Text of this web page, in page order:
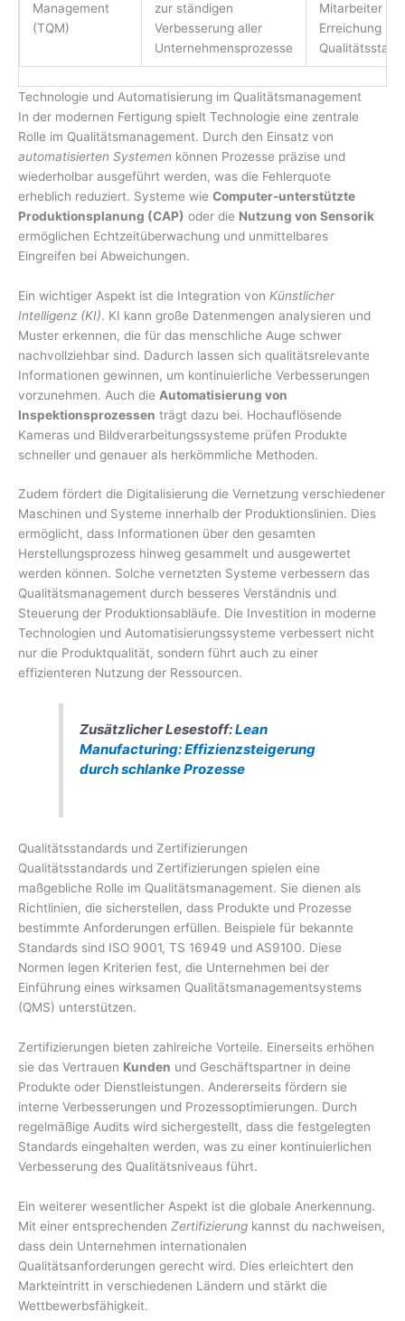
Management
(TQM)
zur ständigen
Verbesserung aller
Unternehmensprozesse
Mitarbeiter zur
Erreichung
Technologie und Automatisierung im Qualitätsmanagement
In der modernen Fertigung spielt Technologie eine zentrale
Rolle im Qualitätsmanagement. Durch den Einsatz von
automatisierten Systemen können Prozesse präzise und
wiederholbar ausgeführt werden, was die Fehlerquote
erheblich reduziert. Systeme wie Computer-unterstützte
Produktionsplanung (CAP) oder die Nutzung von Sensorik
ermöglichen Echtzeitüberwachung und unmittelbares
Eingreifen bei Abweichungen.
Ein wichtiger Aspekt ist die Integration von Künstlicher
Intelligenz (KI). KI kann große Datenmengen analysieren und
Muster erkennen, die für das menschliche Auge schwer
nachvollziehbar sind. Dadurch lassen sich qualitätsrelevante
Informationen gewinnen, um kontinuierliche Verbesserungen
vorzunehmen. Auch die Automatisierung von
Inspektionsprozessen trägt dazu bei. Hochauflösende
Kameras und Bildverarbeitungssysteme prüfen Produkte
schneller und genauer als herkömmliche Methoden.
Zudem fördert die Digitalisierung die Vernetzung verschiedener
Maschinen und Systeme innerhalb der Produktionslinien. Dies
ermöglicht, dass Informationen über den gesamten
Herstellungsprozess hinweg gesammelt und ausgewertet
werden können. Solche vernetzten Systeme verbessern das
Qualitätsmanagement durch besseres Verständnis und
Steuerung der Produktionsabläufe. Die Investition in moderne
Technologien und Automatisierungssysteme verbessert nicht
nur die Produktqualität, sondern führt auch zu einer
effizienteren Nutzung der Ressourcen.
Zusätzlicher Lesestoff:Lean
Manufacturing: Effizienzsteigerung
durch schlanke Prozesse
Qualitätsstandards und Zertifizierungen
Qualitätsstandards und Zertifizierungen spielen eine
maßgebliche Rolle im Qualitätsmanagement. Sie dienen als
Richtlinien, die sicherstellen, dass Produkte und Prozesse
bestimmte Anforderungen erfüllen. Beispiele für bekannte
Standards sind ISO 9001, TS 16949 und AS9100. Diese
Normen legen Kriterien fest, die Unternehmen bei der
Einführung eines wirksamen Qualitätsmanagementsystems
(QMS) unterstützen.
Zertifizierungen bieten zahlreiche Vorteile. Einerseits erhöhen
sie das Vertrauen Kunden und Geschäftspartner in deine
Produkte oder Dienstleistungen. Andererseits fördern sie
interne Verbesserungen und Prozessoptimierungen. Durch
regelmäßige Audits wird sichergestellt, dass die festgelegten
Standards eingehalten werden, was zu einer kontinuierlichen
Verbesserung des Qualitätsniveaus führt.
Ein weiterer wesentlicher Aspekt ist die globale Anerkennung.
Mit einer entsprechenden Zertifizierung kannst du nachweisen,
dass dein Unternehmen internationalen
Qualitätsanforderungen gerecht wird. Dies erleichtert den
Markteintritt in verschiedenen Ländern und stärkt die
Wettbewerbsfähigkeit.